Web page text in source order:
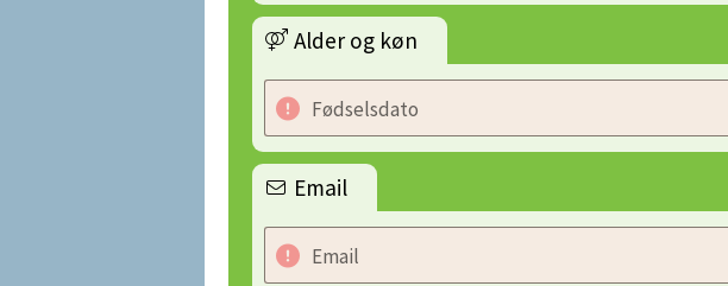
Alder og køn
Fødselsdato
Email
Email